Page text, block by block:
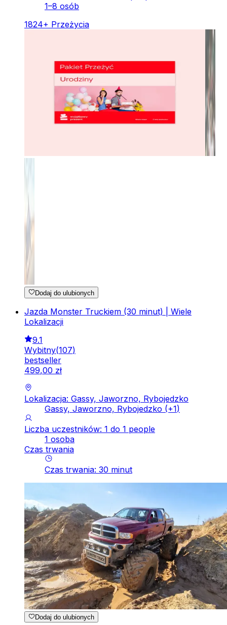
1–8 osób
1824+ Przeżycia
Dodaj do ulubionych
Jazda Monster Truckiem (30 minut) | Wiele
Lokalizacji
9.1
Wybitny(107)
bestseller
499,00 zł
Lokalizacja: Gassy, Jaworzno, Rybojedzko
Gassy, Jaworzno, Rybojedzko (+1)
Liczba uczestników: 1 do 1 people
1 osoba
Czas trwania
Czas trwania: 30 minut
Dodaj do ulubionych